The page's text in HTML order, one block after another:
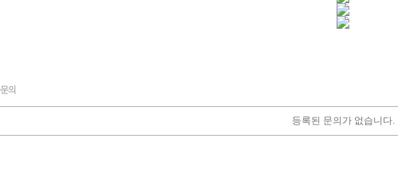
등록된 문의가 없습니다.